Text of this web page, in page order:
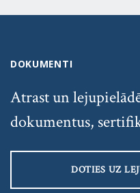
DOKUMENTI
Atrast un
dokumentus,
DOTIES UZ